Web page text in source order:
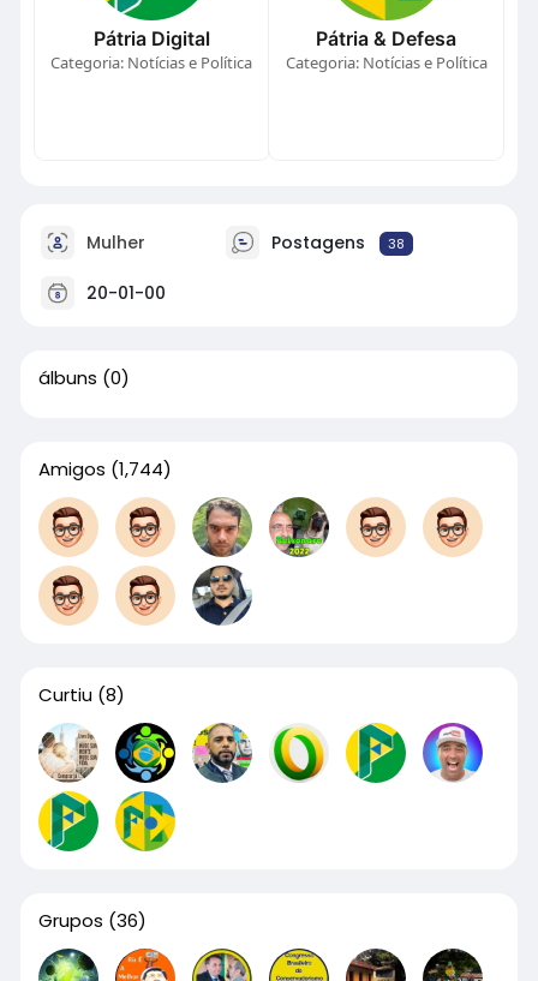
Pátria Digital
Categoria: Notícias e Política
Pátria & Defesa
Categoria: Notícias e Política
Mulher Postagens 38
20-01-00
álbuns (0)
Amigos (1,744)
Curtiu (8)
Grupos (36)